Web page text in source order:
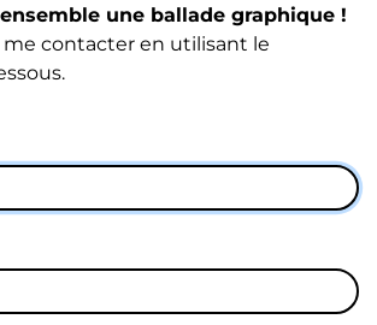
une ballade graphique !
me contacter en utilisant le